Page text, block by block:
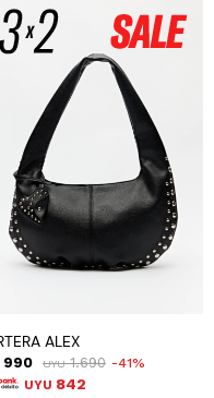
ALEX
990 UYU 1.690 41
UYU 842